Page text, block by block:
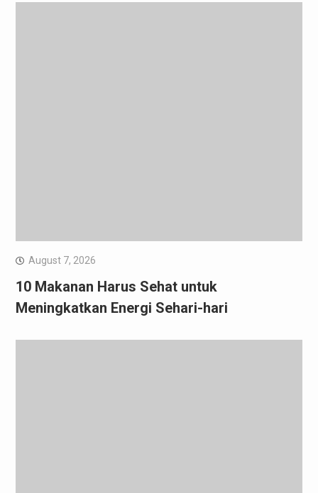
August 7, 2026
10 Makanan Harus Sehat untuk
Meningkatkan Energi Sehari-hari